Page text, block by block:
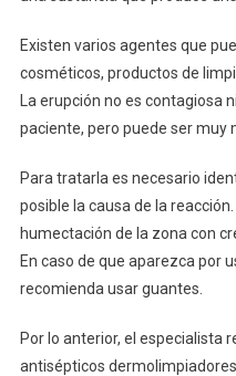
Existen varios agentes que
cosméticos, productos de
La erupción no es contagiosa
paciente, pero puede ser muy
Para tratarla es necesario
posible la causa de la
humectación de la zona con
En caso de que aparezca por
recomienda usar guantes.
Por lo anterior, el especialista
antisépticos